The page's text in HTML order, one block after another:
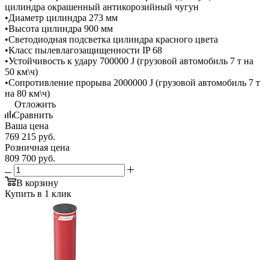
цилиндра окрашенный антикорозийный чугун
•Диаметр цилиндра 273 мм
•Высота цилиндра 900 мм
•Светодиодная подсветка цилиндра красного цвета
•Класс пылевлагозащищенности IP 68
•Устойчивость к удару 700000 J (грузовой автомобиль 7 т на
50 км\ч)
•Сопротивление прорыва 2000000 J (грузовой автомобиль 7 т
на 80 км\ч)
Отложить
Сравнить
Ваша цена
769 215 руб.
Розничная цена
809 700 руб.
В корзину
Купить в 1 клик